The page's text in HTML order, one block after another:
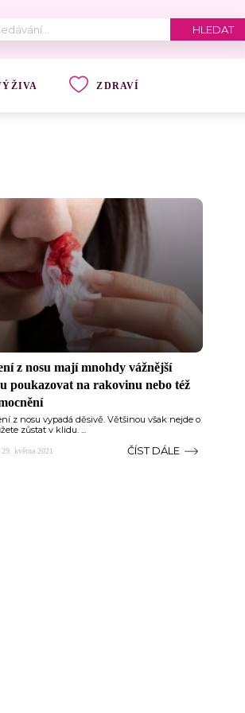
ZDRAVÍ
z nosu mají mnohdy vážnější
poukazovat na rakovinu nebo též
z nosu vypadá děsivě. Většinou však nejde o
zůstat v klidu. ...
29. května 2021 ČÍST DÁLE